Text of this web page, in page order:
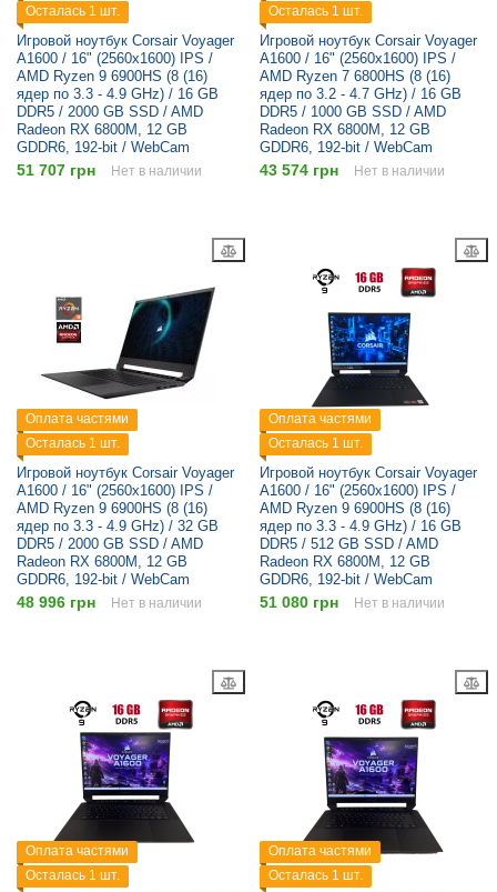
Осталась 1 шт.
Игровой ноутбук Corsair Voyager
A1600 / 16" (2560x1600) IPS /
AMD Ryzen 9 6900HS (8 (16)
ядер по 3.3 - 4.9 GHz) / 16 GB
DDR5 / 2000 GB SSD / AMD
Radeon RX 6800M, 12 GB
GDDR6, 192-bit / WebCam
51 707 грн Нет в наличии
Осталась 1 шт.
Игровой ноутбук Corsair Voyager
A1600 / 16" (2560x1600) IPS /
AMD Ryzen 7 6800HS (8 (16)
ядер по 3.2 - 4.7 GHz) / 16 GB
DDR5 / 1000 GB SSD / AMD
Radeon RX 6800M, 12 GB
GDDR6, 192-bit / WebCam
43 574 грн Нет в наличии
Оплата частями
Осталась 1 шт.
Игровой ноутбук Corsair Voyager
A1600 / 16" (2560x1600) IPS /
AMD Ryzen 9 6900HS (8 (16)
ядер по 3.3 - 4.9 GHz) / 32 GB
DDR5 / 2000 GB SSD / AMD
Radeon RX 6800M, 12 GB
GDDR6, 192-bit / WebCam
48 996 грн Нет в наличии
Оплата частями
Осталась 1 шт.
Игровой ноутбук Corsair Voyager
A1600 / 16" (2560x1600) IPS /
AMD Ryzen 9 6900HS (8 (16)
ядер по 3.3 - 4.9 GHz) / 16 GB
DDR5 / 512 GB SSD / AMD
Radeon RX 6800M, 12 GB
GDDR6, 192-bit / WebCam
51 080 грн Нет в наличии
Оплата частями
Осталась 1 шт.
Оплата частями
Осталась 1 шт.